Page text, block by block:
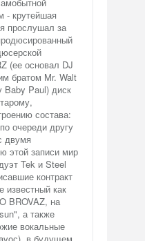
- крутейшая
прослушал за
(ее основал DJ
братом Mr. Walt
Baby Paul) диск
состава:
очереди другу
двумя
этой записи мир
Tek и Steel
контракт
известный как
BROVAZ, на
а также
вокальные